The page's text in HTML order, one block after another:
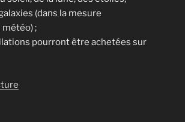
(dans la mesure
;
pourront être achetées sur